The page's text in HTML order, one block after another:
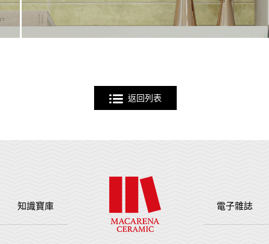
返回列表
知識寶庫 電子雜誌